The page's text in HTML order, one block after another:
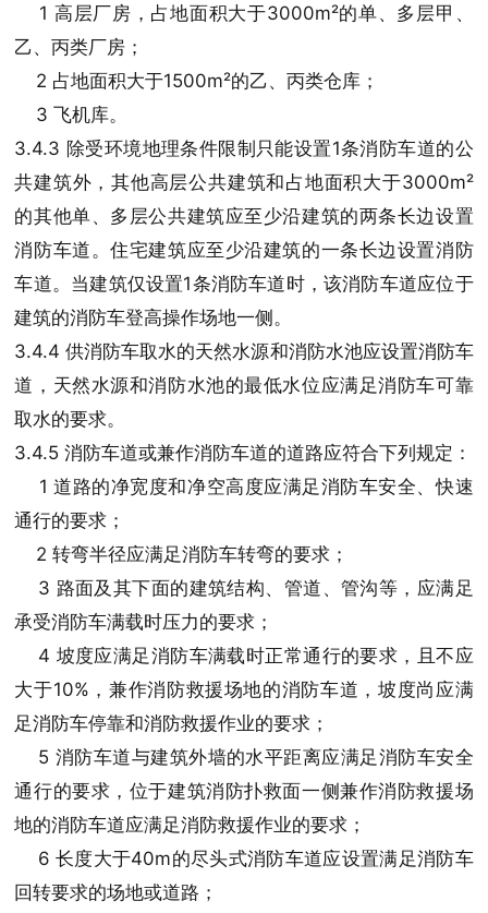
1 高层厂房，占地面积大于3000m²的单、多层甲、
乙、丙类厂房；
2 占地面积大于1500m²的乙、丙类仓库；
3 飞机库。
3.4.3 除受环境地理条件限制只能设置1条消防车道的公
共建筑外，其他高层公共建筑和占地面积大于3000m²
的其他单、多层公共建筑应至少沿建筑的两条长边设置
消防车道。住宅建筑应至少沿建筑的一条长边设置消防
车道。当建筑仅设置1条消防车道时，该消防车道应位于
建筑的消防车登高操作场地一侧。
3.4.4 供消防车取水的天然水源和消防水池应设置消防车
道，天然水源和消防水池的最低水位应满足消防车可靠
取水的要求。
3.4.5 消防车道或兼作消防车道的道路应符合下列规定：
1 道路的净宽度和净空高度应满足消防车安全、快速
通行的要求；
2 转弯半径应满足消防车转弯的要求；
3 路面及其下面的建筑结构、管道、管沟等，应满足
承受消防车满载时压力的要求；
4 坡度应满足消防车满载时正常通行的要求，且不应
大于10%，兼作消防救援场地的消防车道，坡度尚应满
足消防车停靠和消防救援作业的要求；
5 消防车道与建筑外墙的水平距离应满足消防车安全
通行的要求，位于建筑消防扑救面一侧兼作消防救援场
地的消防车道应满足消防救援作业的要求；
6 长度大于40m的尽头式消防车道应设置满足消防车
回转要求的场地或道路；